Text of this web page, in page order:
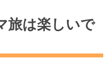
旅は楽しいで